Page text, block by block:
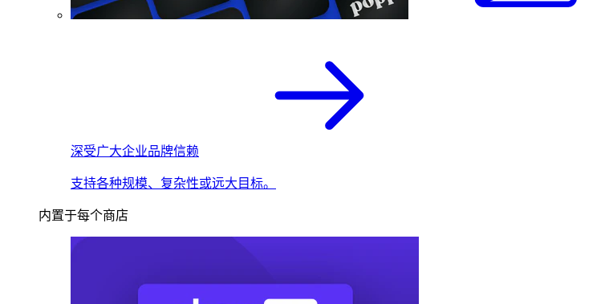
深受广大企业品牌信赖
支持各种规模、复杂性或远大目标。
内置于每个商店